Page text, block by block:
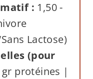
: 1,50 -
Lactose)
(pour
protéines |